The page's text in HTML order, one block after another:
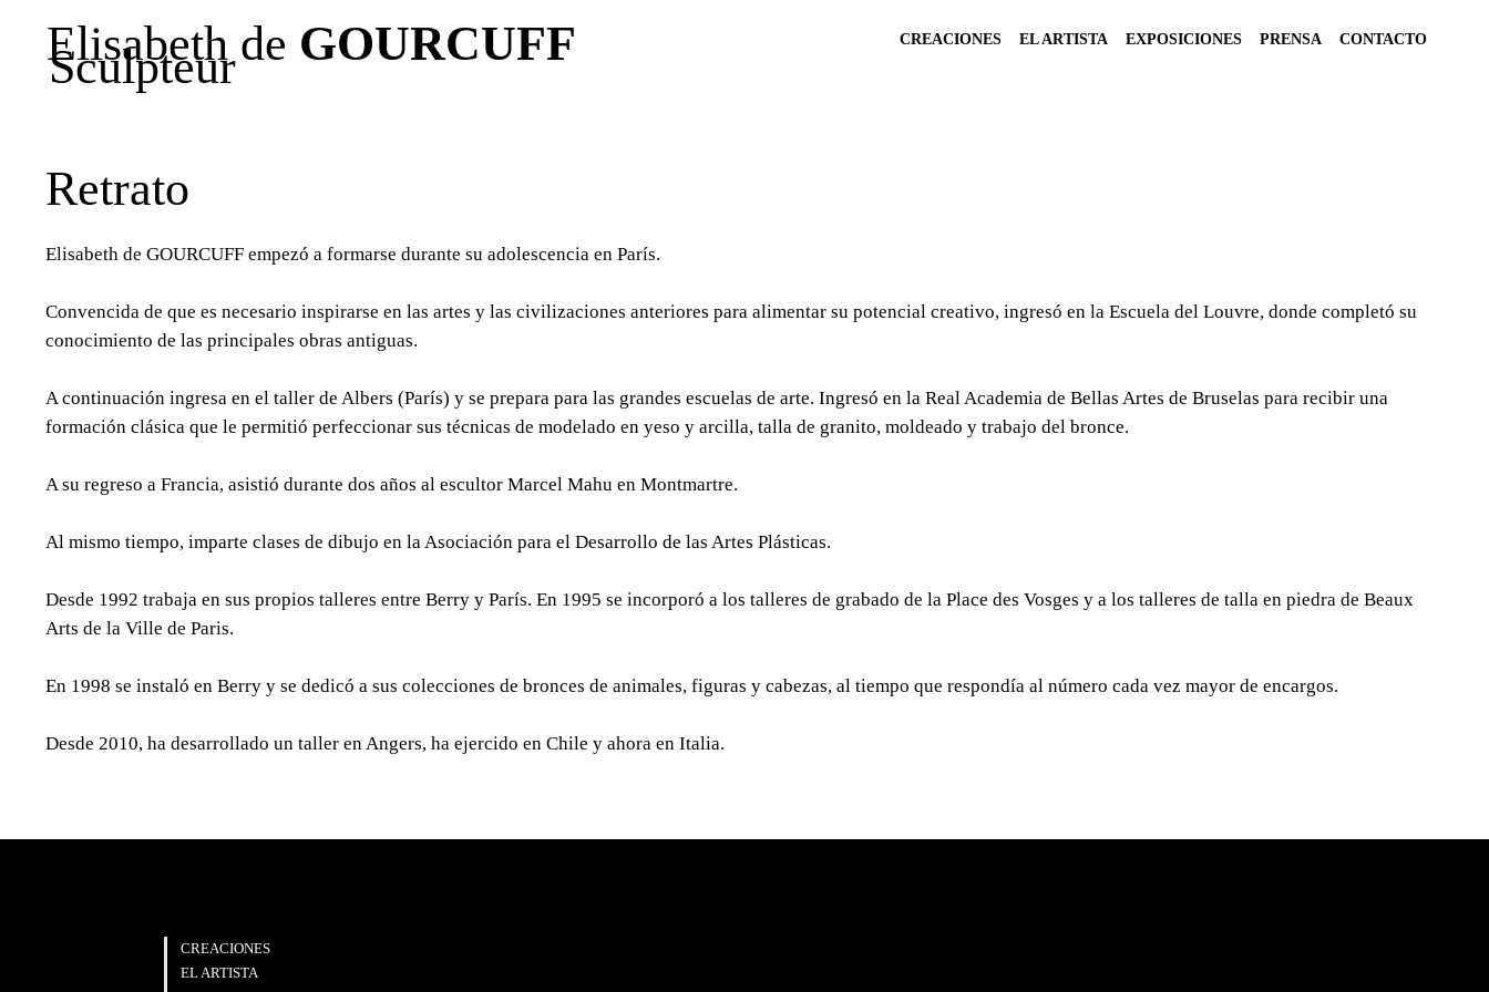
Elisabeth de GOURCUFF
Sculpteur
CREACIONES EL ARTISTA EXPOSICIONES PRENSA CONTACTO
Retrato
Elisabeth de GOURCUFF empezó a formarse durante su adolescencia en París.
Convencida de que es necesario inspirarse en las artes y las civilizaciones anteriores para alimentar su potencial creativo, ingresó en la Escuela del Louvre, donde completó su
conocimiento de las principales obras antiguas.
A continuación ingresa en el taller de Albers (París) y se prepara para las grandes escuelas de arte. Ingresó en la Real Academia de Bellas Artes de Bruselas para recibir una
formación clásica que le permitió perfeccionar sus técnicas de modelado en yeso y arcilla, talla de granito, moldeado y trabajo del bronce.
A su regreso a Francia, asistió durante dos años al escultor Marcel Mahu en Montmartre.
Al mismo tiempo, imparte clases de dibujo en la Asociación para el Desarrollo de las Artes Plásticas.
Desde 1992 trabaja en sus propios talleres entre Berry y París. En 1995 se incorporó a los talleres de grabado de la Place des Vosges y a los talleres de talla en piedra de Beaux
Arts de la Ville de Paris.
En 1998 se instaló en Berry y se dedicó a sus colecciones de bronces de animales, figuras y cabezas, al tiempo que respondía al número cada vez mayor de encargos.
Desde 2010, ha desarrollado un taller en Angers, ha ejercido en Chile y ahora en Italia.
CREACIONES
EL ARTISTA